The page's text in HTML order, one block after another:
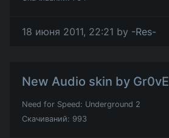
18 июня 2011, 22:21 by -Res-
New Audio skin by Gr0vE
Need for Speed: Underground 2
Скачиваний: 993